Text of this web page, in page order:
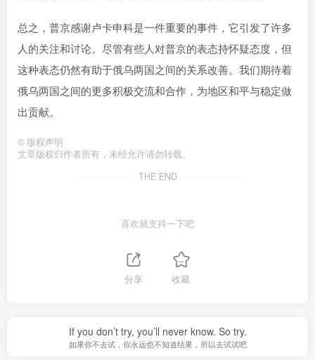
总之，普京感谢卢卡申科是一件重要的事件，它引发了许多
人的关注和讨论。尽管有些人对普京的表态持怀疑态度，但
这种表态仍然有助于俄乌两国之间的关系改善。我们期待着
俄乌两国之间的更多积极交流和合作，为地区和平与稳定做
出贡献。
© 版权声明
文章版权归作者所有，未经允许请勿转载。
THE END
喜欢就支持一下吧
分享 收藏
If you don’t try, you’ll never know. So try.
如果你不去试，你永远也不知道结果，所以去试试吧